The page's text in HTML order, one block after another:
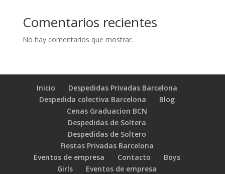
Comentarios recientes
No hay comentarios que mostrar.
Inicio
Despedidas Privadas Barcelona
Despedida colectiva Barcelona
Blog
Cenas Graduacion BCN
Despedidas de Soltera
Despedidas de Soltero
Fiestas Privadas Barcelona
Eventos de empresa
Contacto
Boys
Girls
Eventos de empresa